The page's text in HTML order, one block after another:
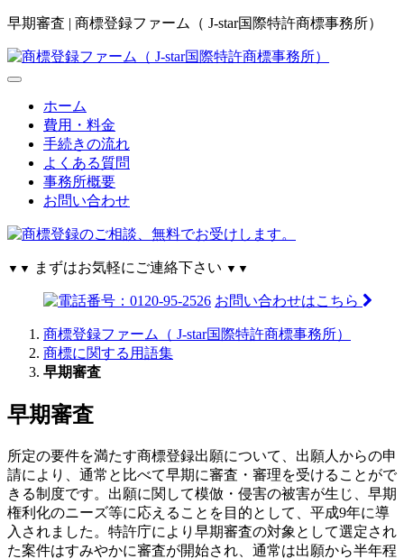
早期審査 | 商標登録ファーム（ J-star国際特許商標事務所）
ホーム
費用・料金
手続きの流れ
よくある質問
事務所概要
お問い合わせ
▼▼ まずはお気軽にご連絡下さい ▼▼
お問い合わせはこちら
商標登録ファーム（ J-star国際特許商標事務所）
商標に関する用語集
早期審査
早期審査
所定の要件を満たす商標登録出願について、出願人からの申
請により、通常と比べて早期に審査・審理を受けることがで
きる制度です。出願に関して模倣・侵害の被害が生じ、早期
権利化のニーズ等に応えることを目的として、平成9年に導
入されました。特許庁により早期審査の対象として選定され
た案件はすみやかに審査が開始され、通常は出願から半年程